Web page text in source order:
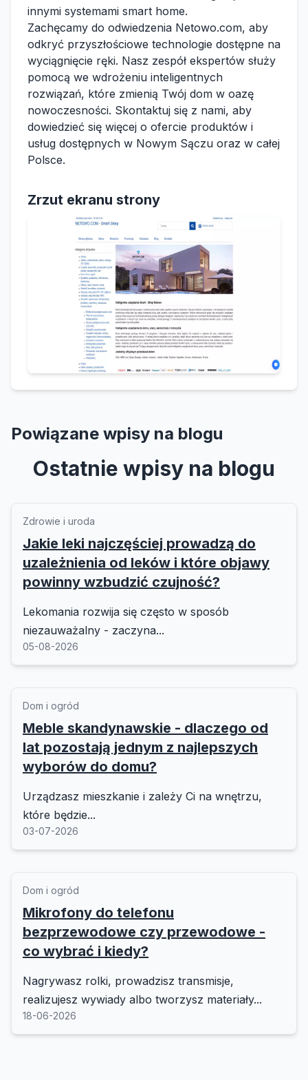
innymi systemami smart home.
Zachęcamy do odwiedzenia Netowo.com, aby
odkryć przyszłościowe technologie dostępne na
wyciągnięcie ręki. Nasz zespół ekspertów służy
pomocą we wdrożeniu inteligentnych
rozwiązań, które zmienią Twój dom w oazę
nowoczesności. Skontaktuj się z nami, aby
dowiedzieć się więcej o ofercie produktów i
usług dostępnych w Nowym Sączu oraz w całej
Polsce.
Zrzut ekranu strony
Powiązane wpisy na blogu
Ostatnie wpisy na blogu
Zdrowie i uroda
Jakie leki najczęściej prowadzą do
uzależnienia od leków i które objawy
powinny wzbudzić czujność?
Lekomania rozwija się często w sposób
niezauważalny - zaczyna...
05-08-2026
Dom i ogród
Meble skandynawskie - dlaczego od
lat pozostają jednym z najlepszych
wyborów do domu?
Urządzasz mieszkanie i zależy Ci na wnętrzu,
które będzie...
03-07-2026
Dom i ogród
Mikrofony do telefonu
bezprzewodowe czy przewodowe -
co wybrać i kiedy?
Nagrywasz rolki, prowadzisz transmisje,
realizujesz wywiady albo tworzysz materiały...
18-06-2026